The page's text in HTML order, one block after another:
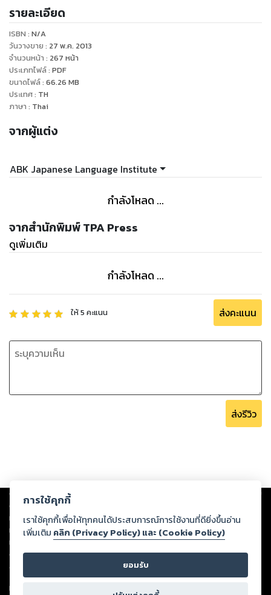
รายละเอียด
ISBN : N/A
วันวางขาย : 27 พ.ค. 2013
จำนวนหน้า : 267 หน้า
ประเภทไฟล์: PDF
ขนาดไฟล์: 66.26 MB
ประเทศ: TH
ภาษา : Thai
จากผู้แต่ง
ABK Japanese Language Institute
กำลังโหลด ...
จากสำนักพิมพ์ TPA Press
ดูเพิ่มเติม
กำลังโหลด ...
ให้5 คะแนน ส่งคะแนน
ส่งรีวิว
Copyright © 2026
ต่อผลงานหรือเนื้อหาใดที่อัปโหลดผ่านเว็บไซต์และปรากฏว่าละเมิดสิทธิใน
ทรัพย์สินทางปัญญาของบุคคลอื่นหรือขัดต่อกฎหมายและศีลธรรม ดังนั้น ผู้อ่าน
ทุกท่านโปรดใช้วิจารณญาณในการกลั่นกรองด้วยตนเอง และหากท่านพบว่าส่วน
หนึ่งส่วนใดขัดต่อกฎหมายและศีลธรรม กรุณาแจ้งมายังบริษัท เพื่อทีมงานจะได้
ดำเนินการในทันที ทั้งนี้ ทางสตอรี่ล็อกขอสงวนลิขสิทธิ์ตามพระราชบัญญัติ
ลิขสิทธิ์ พ.ศ. 2537 (ฉบับล่าสุด)
For support: member@ookbee.com
การใช้คุกกี้
เราใช้คุกกี้เพื่อให้ทุกคนได้ประสบการณ์การใช้งานที่ดียิ่งขึ้นอ่าน
เพิ่มเติม คลิก (Privacy Policy) และ (Cookie Policy)
ยอมรับ